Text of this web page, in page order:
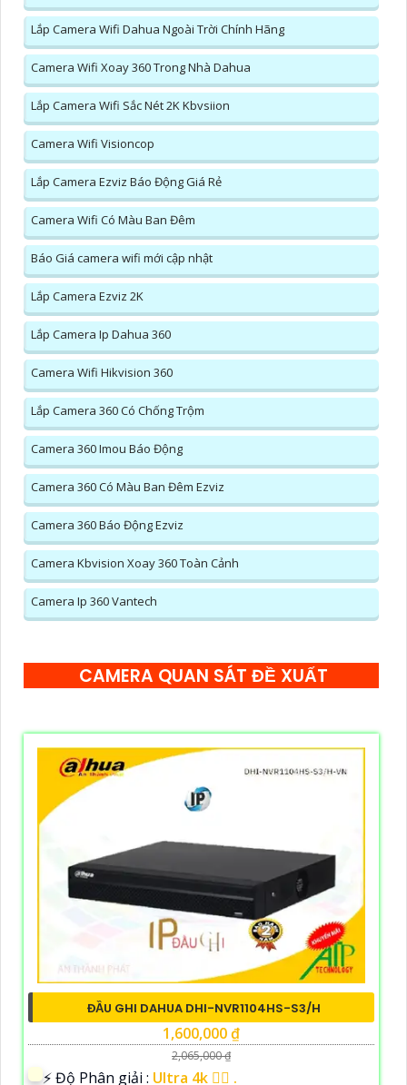
Lắp Camera Wifi Dahua Ngoài Trời Chính Hãng
Camera Wifi Xoay 360 Trong Nhà Dahua
Lắp Camera Wifi Sắc Nét 2K Kbvsiion
Camera Wifi Visioncop
Lắp Camera Ezviz Báo Động Giá Rẻ
Camera Wifi Có Màu Ban Đêm
Báo Giá camera wifi mới cập nhật
Lắp Camera Ezviz 2K
Lắp Camera Ip Dahua 360
Camera Wifi Hikvision 360
Lắp Camera 360 Có Chống Trộm
Camera 360 Imou Báo Động
Camera 360 Có Màu Ban Đêm Ezviz
Camera 360 Báo Động Ezviz
Camera Kbvision Xoay 360 Toàn Cảnh
Camera Ip 360 Vantech
CAMERA QUAN SÁT ĐỀ XUẤT
ĐẦU GHI DAHUA DHI-NVR1104HS-S3/H
1,600,000 ₫
2,065,000 ₫
️⚡ Độ Phân giải : Ultra 4k 👍🏾 .